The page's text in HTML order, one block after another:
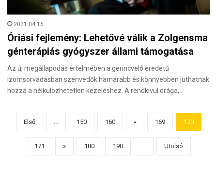
2021.04.16.
Óriási fejlemény: Lehetővé válik a Zolgensma
génterápiás gyógyszer állami támogatása
Az új megállapodás értelmében a gerincvelő eredetű
izomsorvadásban szenvedők hamarabb és könnyebben juthatnak
hozzá a nélkülözhetetlen kezeléshez. A rendkívül drága,…
Első 150 160 « 169 170
171 » 180 190 Utolsó